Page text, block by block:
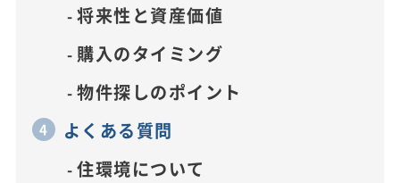
将来性と資産価値
購入のタイミング
物件探しのポイント
よくある質問
住環境について